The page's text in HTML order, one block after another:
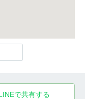
で共有する